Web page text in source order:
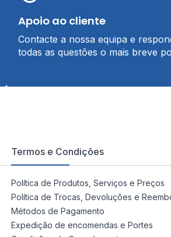
Apoio ao cliente
Contacte a nossa equipa e
todas as questões o mais breve
Termos e Condições
Política de Produtos, Serviços e Preços
Política de Trocas, Devoluções e
Métodos de Pagamento
Expedição de encomendas e Portes